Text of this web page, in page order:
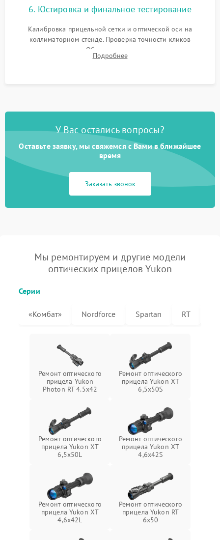
6. Юстировка и финальное тестирование
Калибровка прицельной сетки и оптической оси на
коллиматорном стенде. Проверка точности кликов
механизма поправок. Обязательное испытание прицела на
ударном стенде для проверки устойчивости к отдаче и
Подробнее
У Вас остались вопросы?
Оставьте заявку, мы свяжемся с Вами в ближайшее
время
Заказать звонок
Мы ремонтируем и другие модели
оптических прицелов Yukon
Серии
«Комбат» Nordforce Spartan RT
Ремонт оптического
прицела Yukon
Photon RT 4.5x42
Ремонт оптического
прицела Yukon XT
6,5x50S
Ремонт оптического
прицела Yukon XT
6,5x50L
Ремонт оптического
прицела Yukon XT
4,6x42S
Ремонт оптического
прицела Yukon XT
4,6x42L
Ремонт оптического
прицела Yukon RT
6x50